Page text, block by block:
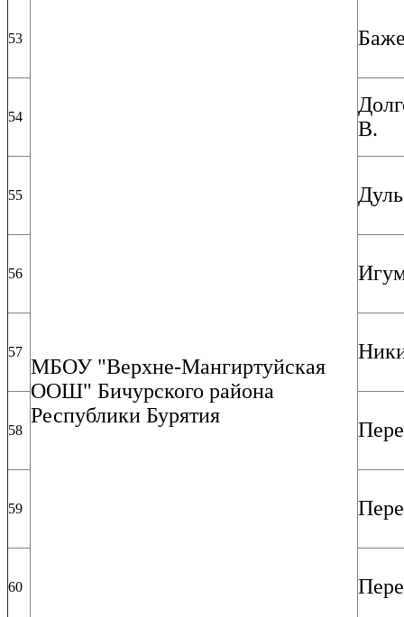
МБОУ "Верхне-Мангиртуйская
ООШ" Бичурского района
Республики Бурятия
53
54
В.
55
56
57
58
59
60